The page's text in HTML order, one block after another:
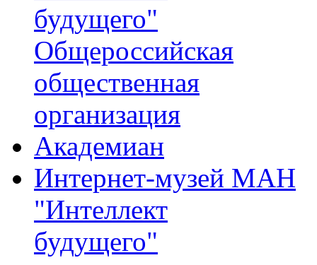
будущего"
Общероссийская
общественная
организация
Академиан
Интернет-музей МАН
"Интеллект
будущего"